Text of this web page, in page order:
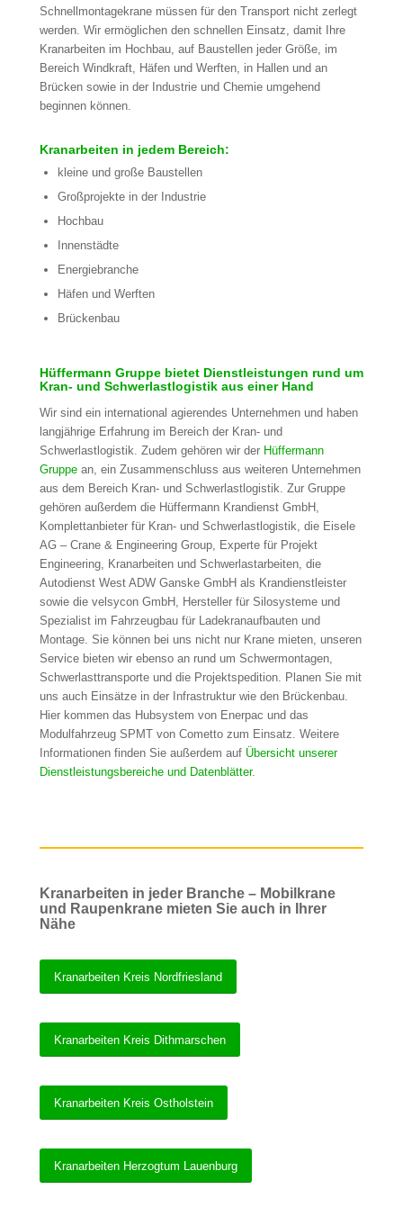
Schnellmontagekrane müssen für den Transport nicht zerlegt
werden. Wir ermöglichen den schnellen Einsatz, damit Ihre
Kranarbeiten im Hochbau, auf Baustellen jeder Größe, im
Bereich Windkraft, Häfen und Werften, in Hallen und an
Brücken sowie in der Industrie und Chemie umgehend
beginnen können.
Kranarbeiten in jedem Bereich:
kleine und große Baustellen
Großprojekte in der Industrie
Hochbau
Innenstädte
Energiebranche
Häfen und Werften
Brückenbau
Hüffermann Gruppe bietet Dienstleistungen rund um
Kran- und Schwerlastlogistik aus einer Hand
Wir sind ein international agierendes Unternehmen und haben
langjährige Erfahrung im Bereich der Kran- und
Schwerlastlogistik. Zudem gehören wir der Hüffermann
Gruppean, ein Zusammenschluss aus weiteren Unternehmen
aus dem Bereich Kran- und Schwerlastlogistik. Zur Gruppe
gehören außerdem die Hüffermann Krandienst GmbH,
Komplettanbieter für Kran- und Schwerlastlogistik, die Eisele
AG – Crane & Engineering Group, Experte für Projekt
Engineering, Kranarbeiten und Schwerlastarbeiten, die
Autodienst West ADW Ganske GmbH als Krandienstleister
sowie die velsycon GmbH, Hersteller für Silosysteme und
Spezialist im Fahrzeugbau für Ladekranaufbauten und
Montage. Sie können bei uns nicht nur Krane mieten, unseren
Service bieten wir ebenso an rund um Schwermontagen,
Schwerlasttransporte und die Projektspedition. Planen Sie mit
uns auch Einsätze in der Infrastruktur wie den Brückenbau.
Hier kommen das Hubsystem von Enerpac und das
Modulfahrzeug SPMT von Cometto zum Einsatz. Weitere
Informationen finden Sie außerdem auf Übersicht unserer
Dienstleistungsbereiche und Datenblätter.
Kranarbeiten in jeder Branche – Mobilkrane
und Raupenkrane mieten Sie auch in Ihrer
Nähe
Kranarbeiten Kreis Nordfriesland
Kranarbeiten Kreis Dithmarschen
Kranarbeiten Kreis Ostholstein
Kranarbeiten Herzogtum Lauenburg